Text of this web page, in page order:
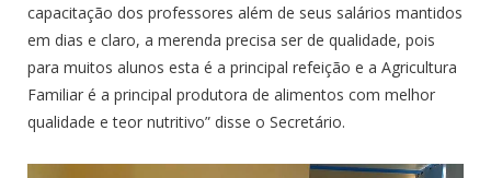
capacitação dos professores além de seus salários mantidos
em dias e claro, a merenda precisa ser de qualidade, pois
para muitos alunos esta é a principal refeição e a Agricultura
Familiar é a principal produtora de alimentos com melhor
qualidade e teor nutritivo” disse o Secretário.